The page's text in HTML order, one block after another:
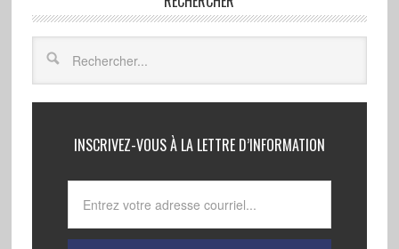
INSCRIVEZ-VOUS À LA LETTRE D’INFORMATION